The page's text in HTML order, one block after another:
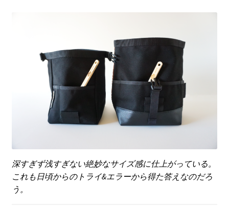
深すぎず浅すぎない絶妙なサイズ感に仕上がっている。
これも日頃からのトライ&エラーから得た答えなのだろ
う。